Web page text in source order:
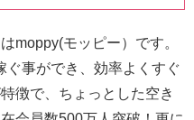
moppy(モッピー）です。
ぐ事ができ、効率よくすぐ
徴で、ちょっとした空き